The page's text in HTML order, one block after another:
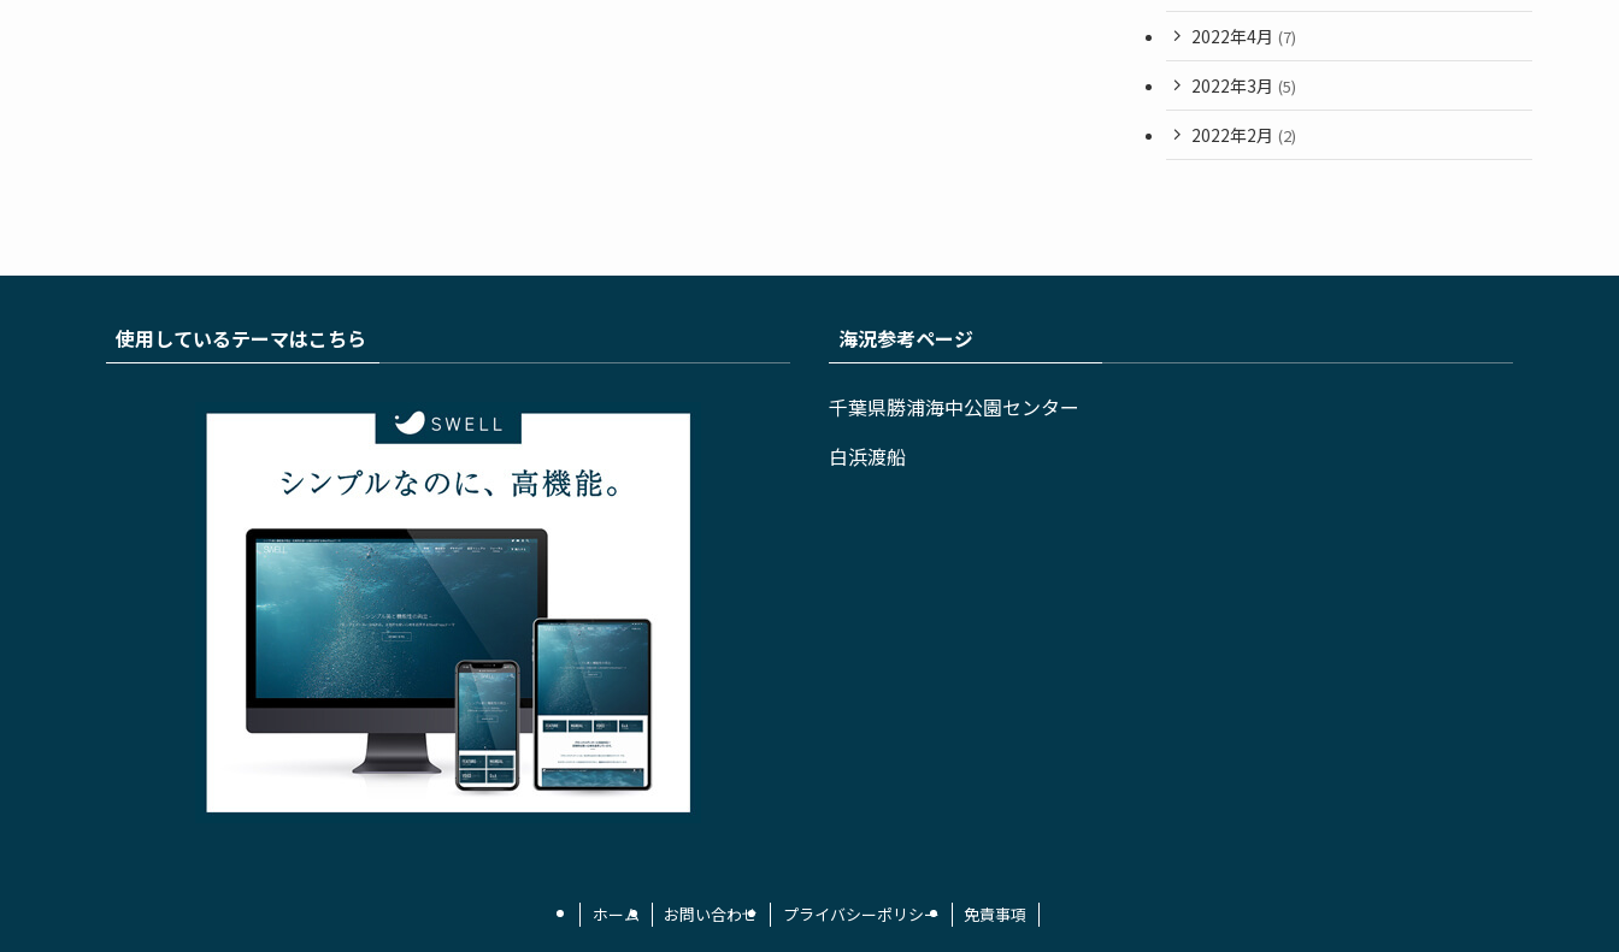
2022年4月 (7)
2022年3月 (5)
2022年2月 (2)
使用しているテーマはこちら 海況参考ページ
千葉県勝浦海中公園センター
白浜渡船
ホーム お問い合わせ プライバシーポリシー 免責事項